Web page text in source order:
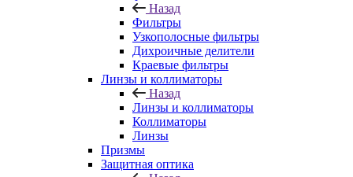
Назад
Фильтры
Узкополосные фильтры
Дихроичные делители
Краевые фильтры
Линзы и коллиматоры
Назад
Линзы и коллиматоры
Коллиматоры
Линзы
Призмы
Защитная оптика